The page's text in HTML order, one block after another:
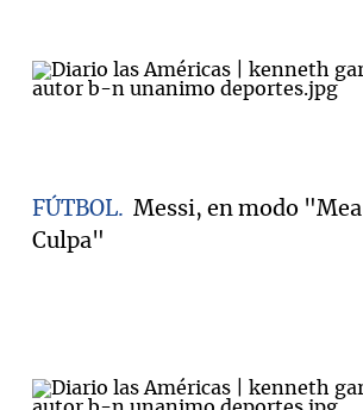
FÚTBOL
Messi, en modo "Mea
Culpa"